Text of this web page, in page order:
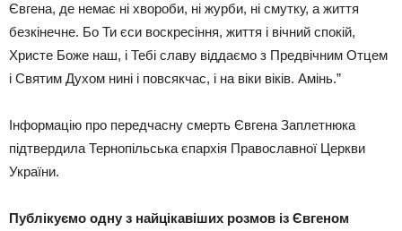
Євгена, де немає ні хвороби, ні журби, ні смутку, а життя
безкінечне. Бо Ти єси воскресіння, життя і вічний спокій,
Христе Боже наш, і Тебі славу віддаємо з Предвічним Отцем
і Святим Духом нині і повсякчас, і на віки віків. Амінь.”
Інформацію про передчасну смерть Євгена Заплетнюка
підтвердила Тернопільська єпархія Православної Церкви
України.
Публікуємо одну з найцікавіших розмов із Євгеном